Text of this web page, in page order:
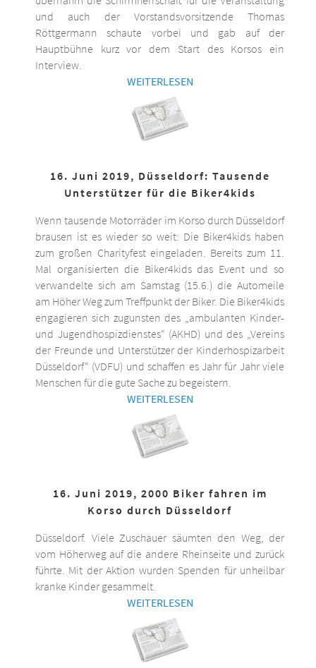
und auch der Vorstandsvorsitzende Thomas
Röttgermann schaute vorbei und gab auf der
Hauptbühne kurz vor dem Start des Korsos ein
Interview.
WEITERLESEN
16. Juni 2019, Düsseldorf: Tausende
Unterstützer für die Biker4kids
Wenn tausende Motorräder im Korso durch Düsseldorf
brausen ist es wieder so weit: Die Biker4kids haben
zum großen Charityfest eingeladen. Bereits zum 11.
Mal organisierten die Biker4kids das Event und so
verwandelte sich am Samstag (15.6.) die Automeile
am Höher Weg zum Treffpunkt der Biker. Die Biker4kids
engagieren sich zugunsten des „ambulanten Kinder-
und Jugendhospizdienstes“ (AKHD) und des „Vereins
der Freunde und Unterstützer der Kinderhospizarbeit
Düsseldorf“ (VDFU) und schaffen es Jahr für Jahr viele
Menschen für die gute Sache zu begeistern.
WEITERLESEN
16. Juni 2019, 2000 Biker fahren im
Korso durch Düsseldorf
Düsseldorf. Viele Zuschauer säumten den Weg, der
vom Höherweg auf die andere Rheinseite und zurück
führte. Mit der Aktion wurden Spenden für unheilbar
kranke Kinder gesammelt.
WEITERLESEN